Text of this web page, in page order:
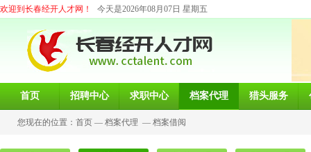
欢迎到长春经开人才网！ 今天是2026年08月07日 星期五
首页 招聘中心 求职中心 档案代理 猎头服务
您现在的位置： 首页 — 档案代理 — 档案借阅